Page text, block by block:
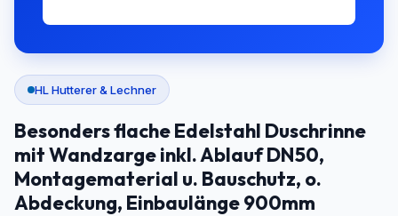
HL Hutterer & Lechner
Besonders flache Edelstahl Duschrinne
mit Wandzarge inkl. Ablauf DN50,
Montagematerial u. Bauschutz, o.
Abdeckung, Einbaulänge 900mm